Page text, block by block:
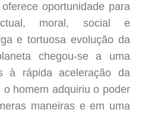
oportunidade para
moral, social e
e tortuosa evolução da
chegou-se a uma
à rápida aceleração da
homem adquiriu o poder
maneiras e em uma